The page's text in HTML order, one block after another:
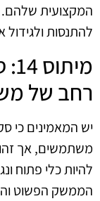
המקצועית שלהם.
להתנסות
רחב של
יש המאמינים כי
משתמשים, אך זהו
להיות כלי פתוח
הממשק הפשוט